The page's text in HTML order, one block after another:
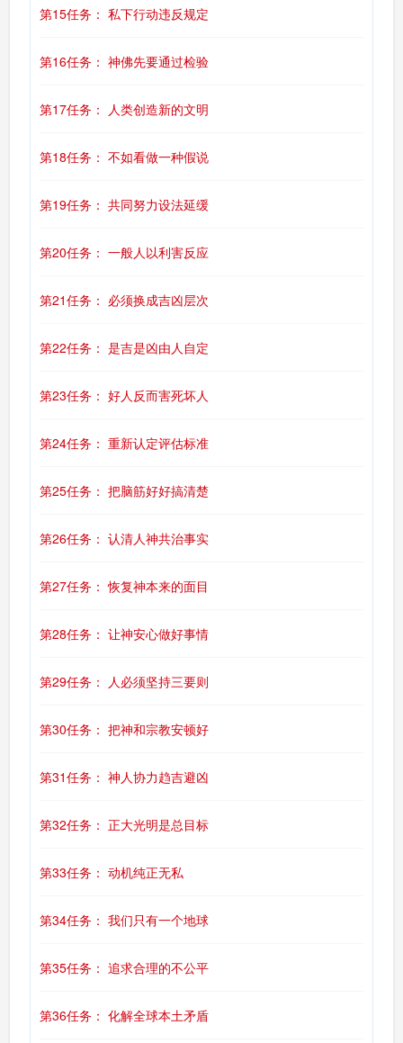
第15任务： 私下行动违反规定
第16任务： 神佛先要通过检验
第17任务： 人类创造新的文明
第18任务： 不如看做一种假说
第19任务： 共同努力设法延缓
第20任务： 一般人以利害反应
第21任务： 必须换成吉凶层次
第22任务： 是吉是凶由人自定
第23任务： 好人反而害死坏人
第24任务： 重新认定评估标准
第25任务： 把脑筋好好搞清楚
第26任务： 认清人神共治事实
第27任务： 恢复神本来的面目
第28任务： 让神安心做好事情
第29任务： 人必须坚持三要则
第30任务： 把神和宗教安顿好
第31任务： 神人协力趋吉避凶
第32任务： 正大光明是总目标
第33任务： 动机纯正无私
第34任务： 我们只有一个地球
第35任务： 追求合理的不公平
第36任务： 化解全球本土矛盾